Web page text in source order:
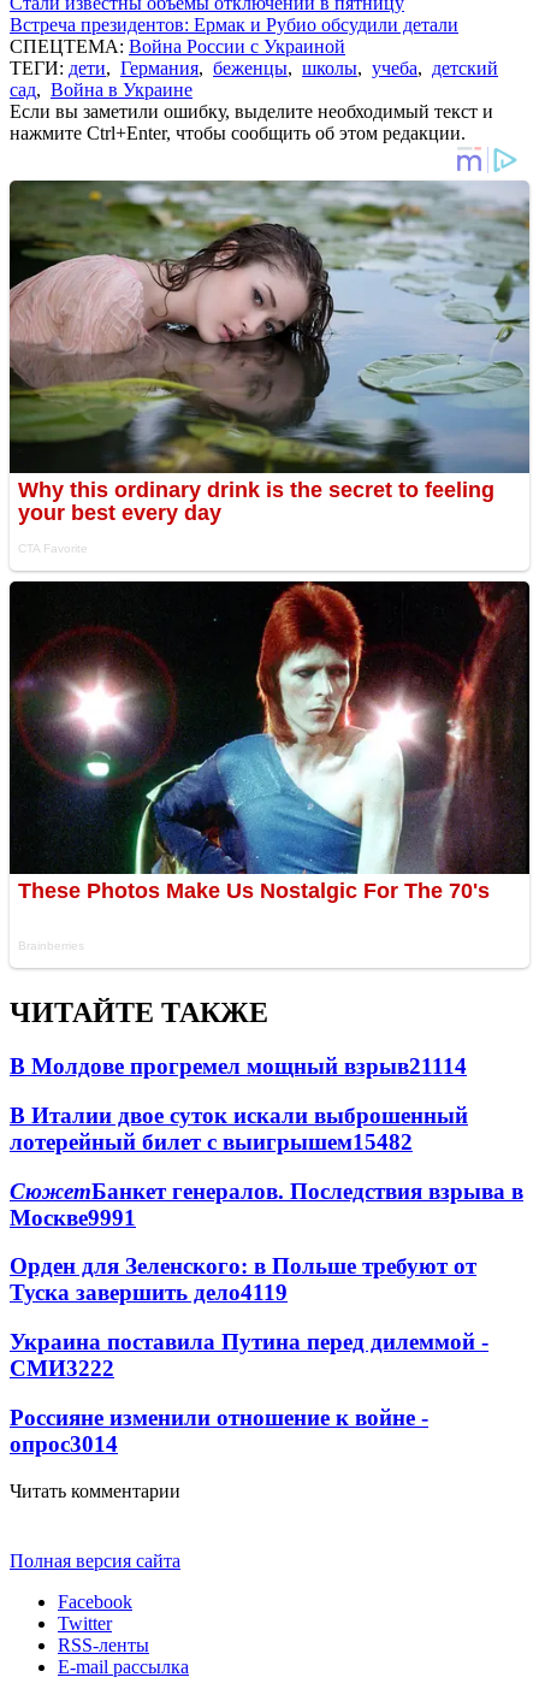
Встреча президентов: Ермак и Рубио обсудили детали
СПЕЦТЕМА: Война России с Украиной
ТЕГИ: дети, Германия, беженцы, школы, учеба, детский
сад, Война в Украине
Если вы заметили ошибку, выделите необходимый текст и
нажмите Ctrl+Enter, чтобы сообщить об этом редакции.
ЧИТАЙТЕ ТАКЖЕ
В Молдове прогремел мощный взрыв21114
В Италии двое суток искали выброшенный
лотерейный билет с выигрышем15482
СюжетБанкет генералов. Последствия взрыва в
Москве9991
Орден для Зеленского: в Польше требуют от
Туска завершить дело4119
Украина поставила Путина перед дилеммой -
СМИ3222
Россияне изменили отношение к войне -
опрос3014
Читать комментарии
Полная версия сайта
Facebook
Twitter
RSS-ленты
E-mail рассылка